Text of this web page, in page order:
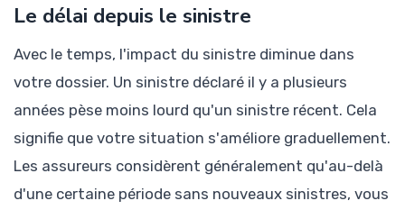
Le délai depuis le sinistre
Avec le temps, l'impact du sinistre diminue dans
votre dossier. Un sinistre déclaré il y a plusieurs
années pèse moins lourd qu'un sinistre récent. Cela
signifie que votre situation s'améliore graduellement.
Les assureurs considèrent généralement qu'au-delà
d'une certaine période sans nouveaux sinistres, vous